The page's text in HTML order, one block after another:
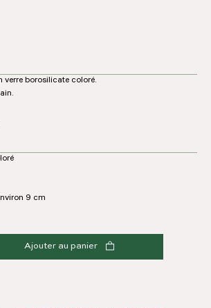
verre borosilicate coloré.
9 cm
Ajouter au panier